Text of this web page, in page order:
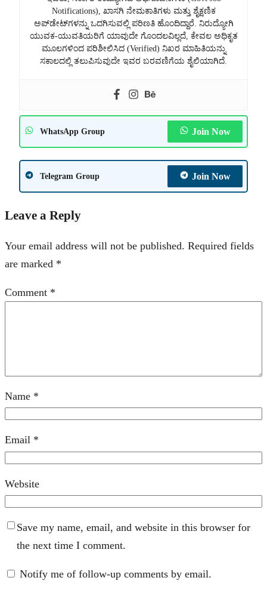
Notifications), ಖಾಸಗಿ ನೇಮಕಾತಿಗಳು ಮತ್ತು ಶೈಕ್ಷಣಿಕ
ಅಪ್‌ಡೇಟ್‌ಗಳನ್ನು ಒದಗಿಸುವಲ್ಲಿ ಪರಿಣತಿ ಹೊಂದಿದ್ದಾರೆ. ನಿರುದ್ಯೋಗಿ
ಯುವಕ-ಯುವತಿಯರಿಗೆ ಯಾವುದೇ ಗೊಂದಲವಿಲ್ಲದೆ, ಕೇವಲ ಅಧಿಕೃತ
ಮೂಲಗಳಿಂದ ಪರಿಶೀಲಿಸಿದ (Verified) ನಿಖರ ಮಾಹಿತಿಯನ್ನು
ಸಕಾಲದಲ್ಲಿ ತಲುಪಿಸುವುದೇ ಇವರ ಬರವಣಿಗೆಯ ಶೈಲಿಯಾಗಿದೆ.
WhatsApp Group Join Now
Telegram Group Join Now
Leave a Reply
Your email address will not be published. Required fields
are marked *
Comment *
Name *
Email *
Website
Save my name, email, and website in this browser for
the next time I comment.
Notify me of follow-up comments by email.